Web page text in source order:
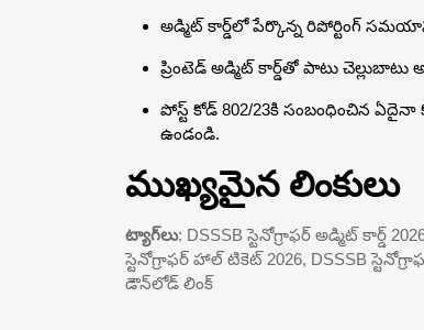
అడ్మిట్ కార్డ్‌లో పేర్కొన్న రిపోర్టింగ్
ప్రింటెడ్ అడ్మిట్ కార్డ్‌తో పాటు
పోస్ట్ కోడ్ 802/23కి సంబంధించిన
ఉండండి.
ముఖ్యమైన లింకులు
ట్యాగ్‌లు: DSSSB స్టెనోగ్రాఫర్ అడ్మిట్ కార్డ్
స్టెనోగ్రాఫర్ హాల్ టికెట్ 2026, DSSSB
డౌన్‌లోడ్ లింక్